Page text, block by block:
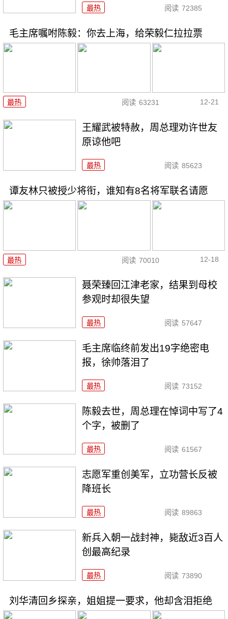
最热 阅读 72385
毛主席嘱咐陈毅：你去上海，给荣毅仁拉拉票
最热 阅读 63231 12-21
王耀武被特赦，周总理劝许世友
原谅他吧
最热 阅读 85623
谭友林只被授少将衔，谁知有8名将军联名请愿
最热 阅读 70010 12-18
聂荣臻回江津老家，结果到母校
参观时却很失望
最热 阅读 57647
毛主席临终前发出19字绝密电
报，徐帅落泪了
最热 阅读 73152
陈毅去世，周总理在悼词中写了4
个字，被删了
最热 阅读 61567
志愿军重创美军，立功营长反被
降班长
最热 阅读 89863
新兵入朝一战封神，毙敌近3百人
创最高纪录
最热 阅读 73890
刘华清回乡探亲，姐姐提一要求，他却含泪拒绝